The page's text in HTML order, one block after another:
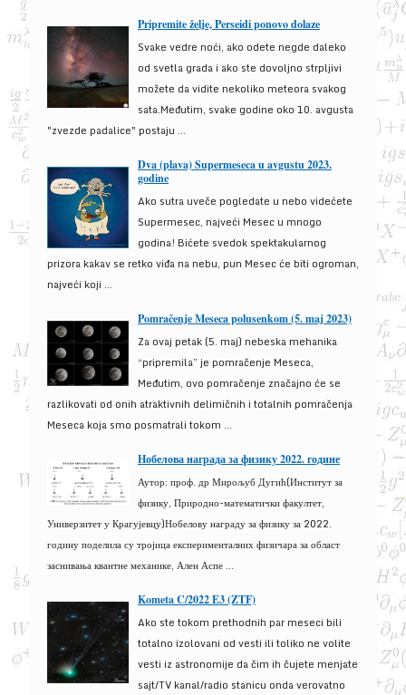
Pripremite želje, Perseidi ponovo dolaze
Svake vedre noći, ako odete negde daleko
od svetla grada i ako ste dovoljno strpljivi
možete da vidite nekoliko meteora svakog
sata.Međutim, svake godine oko 10. avgusta
"zvezde padalice" postaju ...
Dva (plava) Supermeseca u avgustu 2023.
godine
Ako sutra uveče pogledate u nebo videćete
Supermesec, najveći Mesec u mnogo
godina! Bićete svedok spektakularnog
prizora kakav se retko viđa na nebu, pun Mesec će biti ogroman,
najveći koji ...
Pomračenje Meseca polusenkom (5. maj 2023)
Za ovaj petak (5. maj) nebeska mehanika
“pripremila” je pomračenje Meseca,
Međutim, ovo pomračenje značajno će se
razlikovati od onih atraktivnih delimičnih i totalnih pomračenja
Meseca koja smo posmatrali tokom ...
Нобелова награда за физику 2022. године
Аутор: проф. др Мирољуб Дугић(Институт за
физику, Природно-математички факултет,
Универзитет у Крагујевцу)Нобелову награду за физику за 2022.
годину поделила су тројица експерименталних физичара за област
заснивања квантне механике, Ален Аспе ...
Kometa C/2022 E3 (ZTF)
Ako ste tokom prethodnih par meseci bili
totalno izolovani od vesti ili toliko ne volite
vesti iz astronomije da čim ih čujete menjate
sajt/TV kanal/radio stanicu onda verovatno